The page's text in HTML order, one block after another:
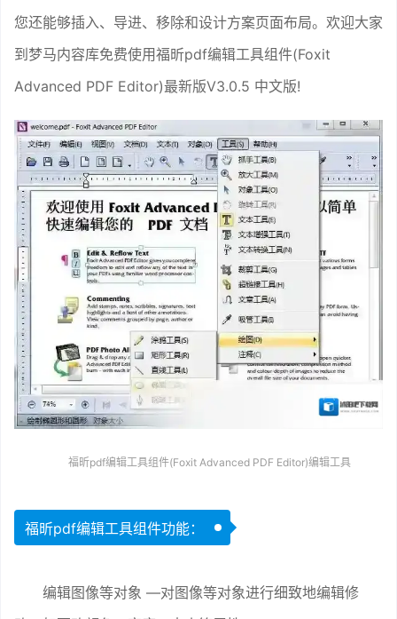
您还能够插入、导进、移除和设计方案页面布局。欢迎大家
到梦马内容库免费使用福昕pdf编辑工具组件(Foxit
Advanced PDF Editor)最新版V3.0.5 中文版!
福昕pdf编辑工具组件(Foxit Advanced PDF Editor)编辑工具
福昕pdf编辑工具组件功能：
编辑图像等对象 —对图像等对象进行细致地编辑修